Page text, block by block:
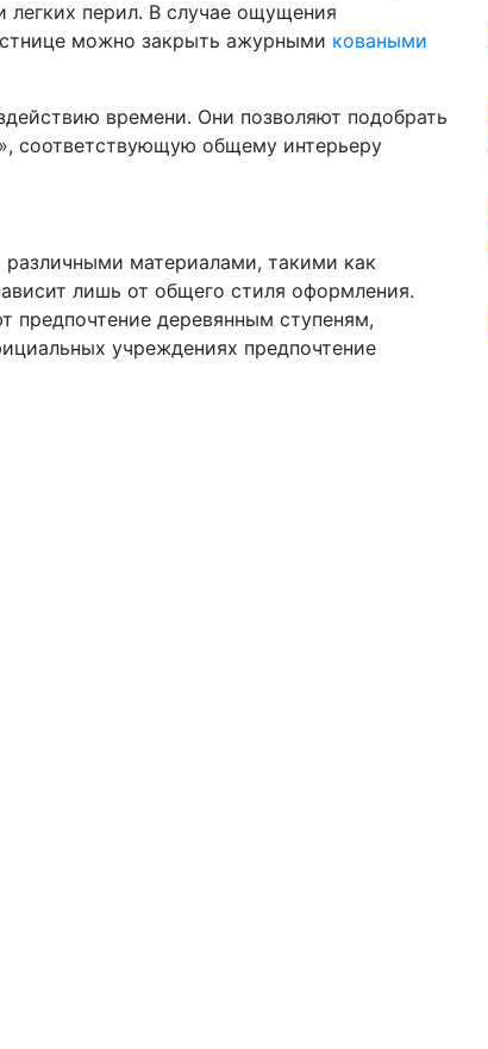
перил. В случае ощущения
можно закрыть ажурными коваными
времени. Они позволяют подобрать
соответствующую общему интерьеру
материалами, такими как
лишь от общего стиля оформления.
предпочтение деревянным ступеням,
учреждениях предпочтение